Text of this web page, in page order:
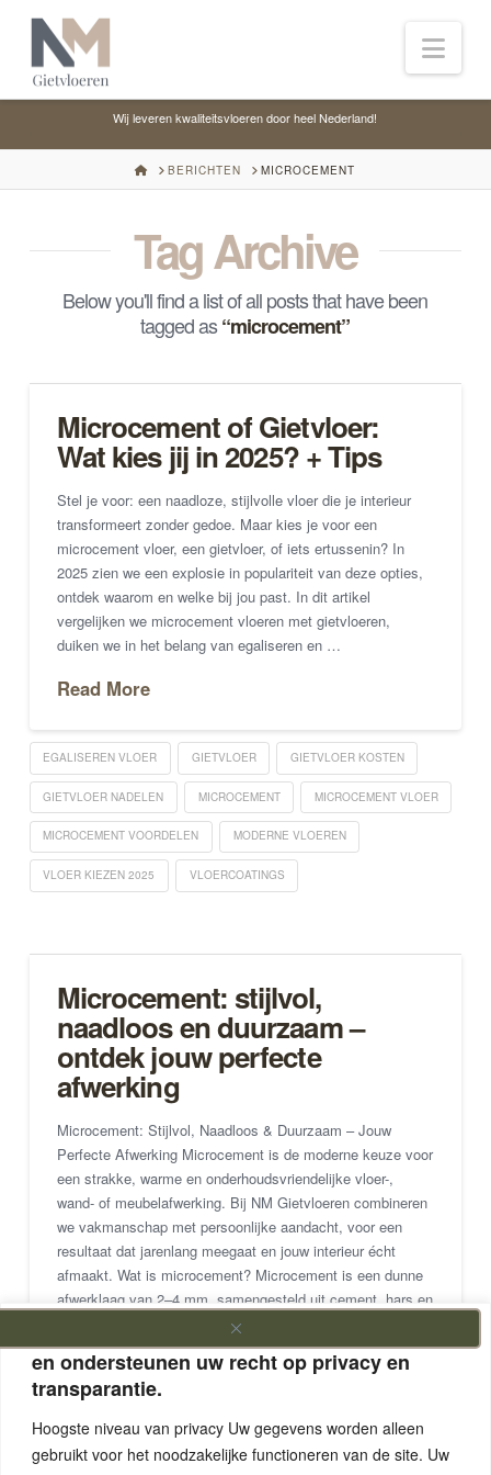
We vinden dat u gegevens uw eigendom zijn
en ondersteunen uw recht op privacy en
transparantie.
Hoogste niveau van privacy Uw gegevens worden alleen
gebruikt voor het noodzakelijke functioneren van de site. Uw
Wij leveren kwaliteitsvloeren door heel Nederland!
HOMEBERICHTEN MICROCEMENT
Tag Archive
Below you'll find a list of all posts that have been
tagged as“microcement”
Microcement of Gietvloer:
Wat kies jij in 2025? + Tips
Stel je voor: een naadloze, stijlvolle vloer die je interieur
transformeert zonder gedoe. Maar kies je voor een
microcement vloer, een gietvloer, of iets ertussenin? In
2025 zien we een explosie in populariteit van deze opties,
ontdek waarom en welke bij jou past. In dit artikel
vergelijken we microcement vloeren met gietvloeren,
duiken we in het belang van egaliseren en …
Read More
EGALISEREN VLOER GIETVLOER GIETVLOER KOSTEN
GIETVLOER NADELEN MICROCEMENT MICROCEMENT VLOER
MICROCEMENT VOORDELEN MODERNE VLOEREN
VLOER KIEZEN 2025 VLOERCOATINGS
Microcement: stijlvol,
naadloos en duurzaam –
ontdek jouw perfecte
afwerking
Microcement: Stijlvol, Naadloos & Duurzaam – Jouw
Perfecte Afwerking Microcement is de moderne keuze voor
een strakke, warme en onderhoudsvriendelijke vloer-,
wand- of meubelafwerking. Bij NM Gietvloeren combineren
we vakmanschap met persoonlijke aandacht, voor een
resultaat dat jarenlang meegaat en jouw interieur écht
afmaakt. Wat is microcement? Microcement is een dunne
afwerklaag van 2–4 mm, samengesteld uit cement, hars en
Read More
MICROCEMENT MICROCEMENT AANBRENGEN